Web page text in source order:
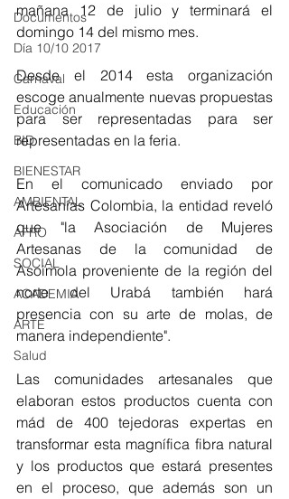
Documentos
Día 10/10 2017
Carnaval
Educación
BID
BIENESTAR
AMBIENTAL
AFRO
SOCIAL
ACADEMIA
ARTE
Salud
mañana 12 de julio y terminará el
domingo 14 del mismo mes.
Desde el 2014 esta organización
escoge anualmente nuevas propuestas
para ser representadas para ser
representadas en la feria.
En el comunicado enviado por
Artesanías Colombia, la entidad reveló
que "la Asociación de Mujeres
Artesanas de la comunidad de
Asoimola proveniente de la región del
norte del Urabá también hará
presencia con su arte de molas, de
manera independiente".
Las comunidades artesanales que
elaboran estos productos cuenta con
mád de 400 tejedoras expertas en
transformar esta magnífica fibra natural
y los productos que estará presentes
en el proceso, que además son un